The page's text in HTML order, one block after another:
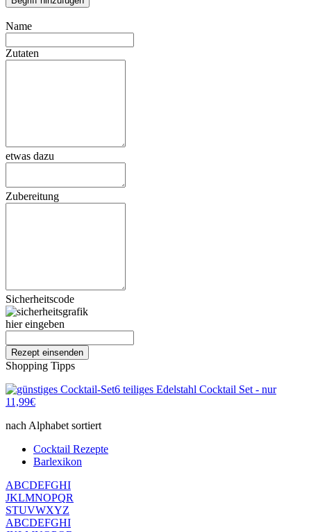
Name
Zutaten
etwas dazu
Zubereitung
Sicherheitscode
hier eingeben
Shopping Tipps
6 teiliges Edelstahl Cocktail Set - nur
11,99€
nach Alphabet sortiert
Cocktail Rezepte
Barlexikon
ABCDEFGHI
JKLMNOPQR
STUVWXYZ
ABCDEFGHI